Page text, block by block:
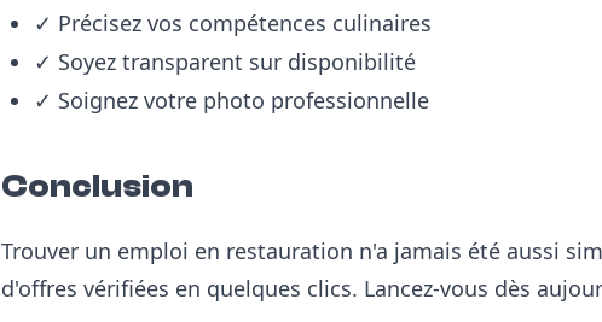
✓ Précisez vos compétences culinaires
✓ Soyez transparent sur disponibilité
✓ Soignez votre photo professionnelle
Conclusion
Trouver un emploi en restauration n'a jamais été aussi
d'offres vérifiées en quelques clics. Lancez-vous dès